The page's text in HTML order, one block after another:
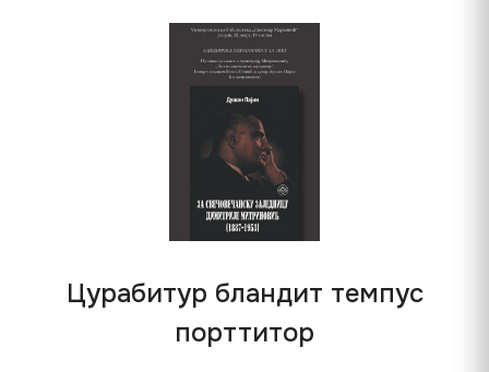
Цурабитур бландит темпус
порттитор